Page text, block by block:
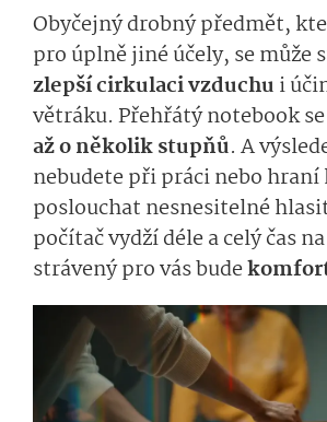
Obyčejný drobný předmět,
pro úplně jiné účely, se může
zlepší cirkulaci vzduchu i
větráku. Přehřátý notebook
až o několik stupňů. A
nebudete při práci nebo hraní
poslouchat nesnesitelné
počítač vydží déle a celý čas
strávený pro vás bude